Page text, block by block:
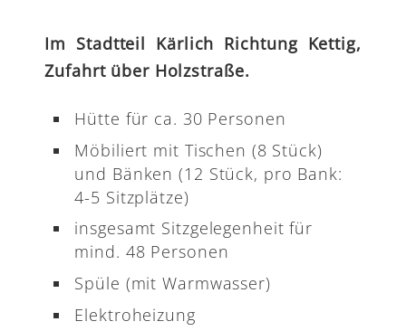
Im Stadtteil Kärlich Richtung Kettig,
Zufahrt über Holzstraße.
Hütte für ca. 30 Personen
Möbiliert mit Tischen (8 Stück)
und Bänken (12 Stück, pro Bank:
4-5 Sitzplätze)
insgesamt Sitzgelegenheit für
mind. 48 Personen
Spüle (mit Warmwasser)
Elektroheizung